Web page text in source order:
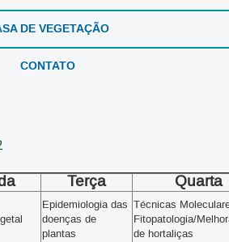
DE VEGETAÇÃO
CONTATO
Terça Quarta
Epidemiologia das
doenças de
plantas
Técnicas
Fitopatologia/
de hortaliças